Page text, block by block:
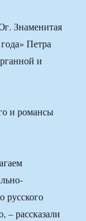
Знаменитая
Петра
и
русского
– рассказали